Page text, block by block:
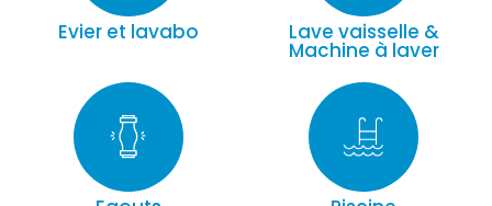
Evier et lavabo Lave vaisselle &
Machine à laver